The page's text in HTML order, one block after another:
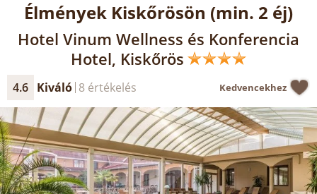
Élmények Kiskőrösön (min. 2 éj)
Hotel Vinum Wellness és Konferencia
Hotel, Kiskőrös
4.6 Kiváló 8 értékelés Kedvencekhez